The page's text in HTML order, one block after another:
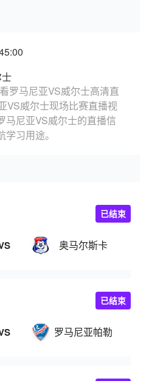
罗马尼亚VS威尔士高清直
VS威尔士现场比赛直播视
马尼亚VS威尔士的直播信
习用途。
奥马尔斯卡
已结束
罗马尼亚帕勒
已结束